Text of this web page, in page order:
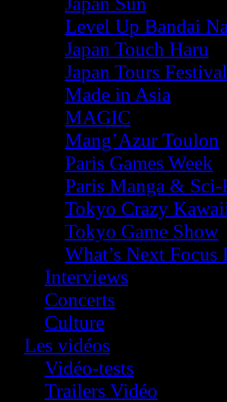
Level Up Bandai
Japan Touch Haru
Japan Tours Festival
Made in Asia
MAGIC
Mang’Azur Toulon
Paris Games Week
Paris Manga &
Tokyo Crazy
Tokyo Game Show
What’s Next
Interviews
Concerts
Culture
Les vidéos
Vidéo-tests
Trailers Vidéo